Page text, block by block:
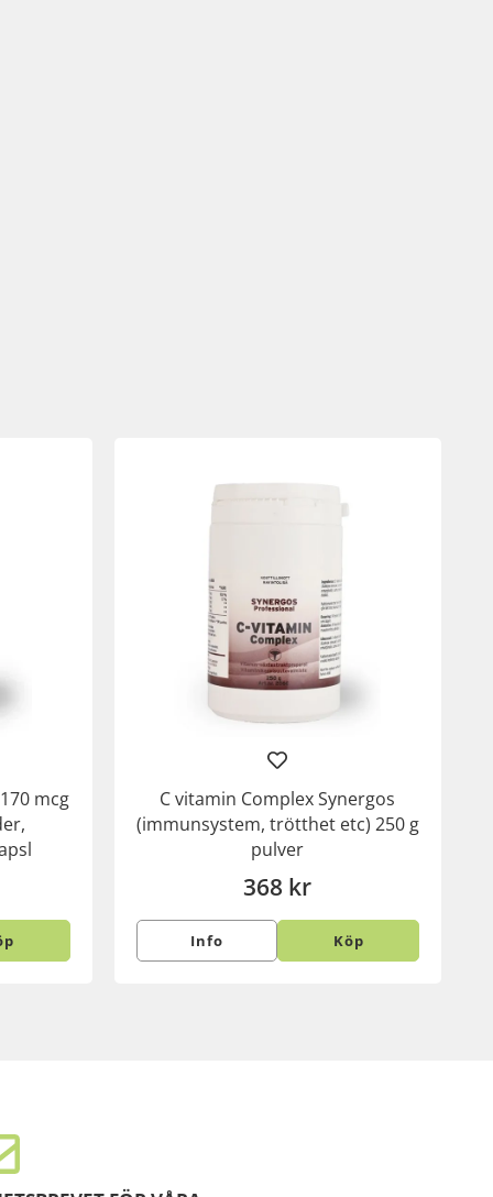
mcg
C vitamin Complex Synergos
(immunsystem, trötthet etc) 250 g
pulver
368 kr
Info Köp